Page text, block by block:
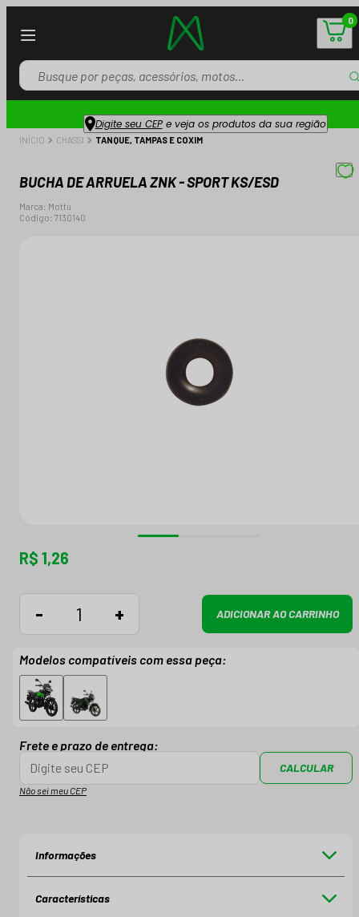
0
Digite seu CEPe veja os produtos da sua região
INÍCIO CHASSI TANQUE, TAMPAS E COXIM
BUCHA DE ARRUELA ZNK - SPORT KS/ESD
Marca: Mottu
Código: 7130140
R$ 1,26
- + ADICIONAR AO CARRINHO
Modelos compatíveis com essa peça:
Frete e prazo de entrega:
CALCULAR
Não sei meu CEP
Informações
Características